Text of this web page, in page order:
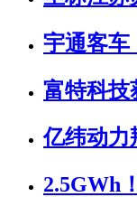
宇通客车
富特科技
亿纬动力
2.5GWh